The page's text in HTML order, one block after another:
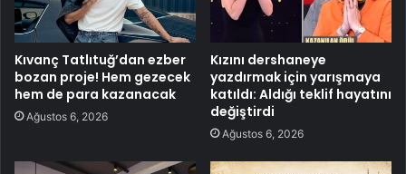
Kıvanç Tatlıtuğ’dan ezber
bozan proje! Hem gezecek
hem de para kazanacak
Ağustos 6, 2026
Kızını dershaneye
yazdırmak için yarışmaya
katıldı: Aldığı teklif hayatını
değiştirdi
Ağustos 6, 2026